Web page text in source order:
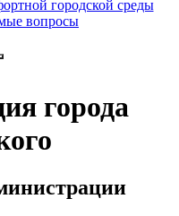
городской среды
вопросы
города